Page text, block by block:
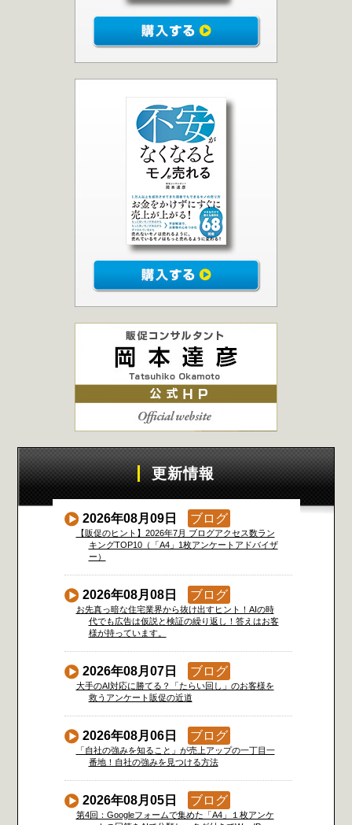
更新情報
2026年08月09日 ブログ
【販促のヒント】2026年7月 ブログアクセス数ラン
キングTOP10（「A4」1枚アンケートアドバイザ
ー）
2026年08月08日 ブログ
お先真っ暗な住宅業界から抜け出すヒント！AIの時
代でも広告は仮説と検証の繰り返し！答えはお客
様が持っています。
2026年08月07日 ブログ
大手のAI対応に勝てる？「たらい回し」のお客様を
救うアンケート販促の近道
2026年08月06日 ブログ
「自社の強みを知ること」が売上アップの一丁目一
番地！自社の強みを見つける方法
2026年08月05日 ブログ
第4回：Googleフォームで集めた「A4」１枚アンケ